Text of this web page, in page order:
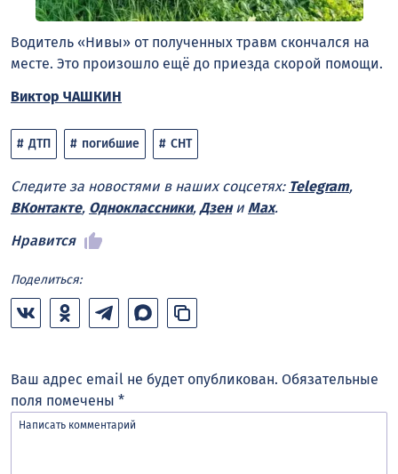
Водитель «Нивы» от полученных травм скончался на
месте. Это произошло ещё до приезда скорой помощи.
Виктор ЧАШКИН
ДТП погибшие СНТ
Следите за новостями в наших соцсетях: Telegram,
ВКонтакте, Одноклассники, Дзени Max.
Нравится
Поделиться:
Ваш адрес email не будет опубликован. Обязательные
поля помечены *